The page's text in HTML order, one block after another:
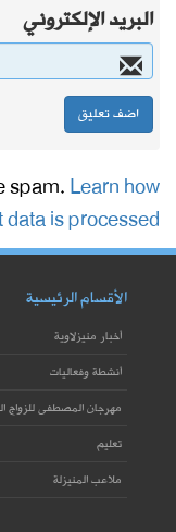
البريد الإلكتروني
spam.Learn how
is processed.
الأقسام الرئيسية
أخبار منيزلاوية
أنشطة وفعاليات
مهرجان المصطفى للزواج
تعليم
ملاعب المنيزلة